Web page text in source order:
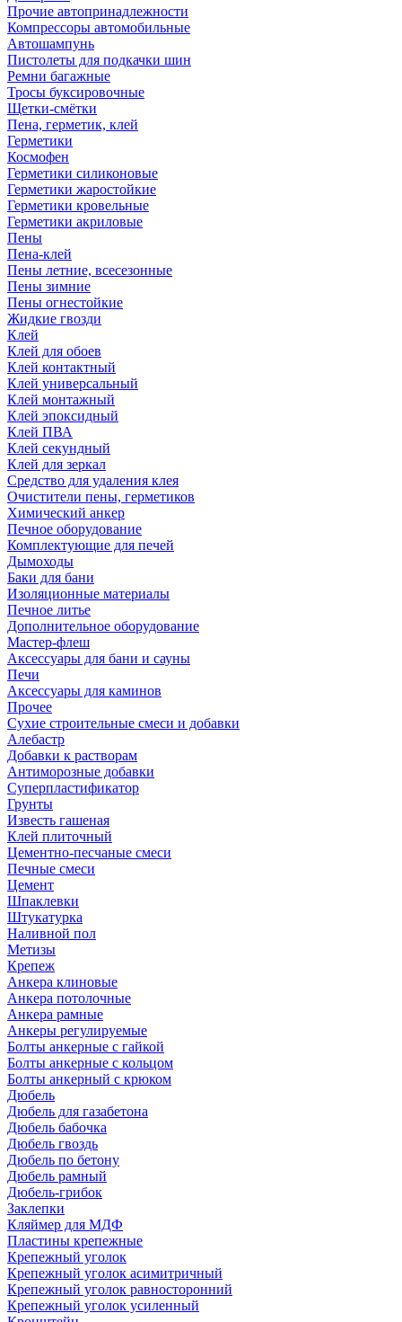
Прочие автопринадлежности
Компрессоры автомобильные
Автошампунь
Пистолеты для подкачки шин
Ремни багажные
Тросы буксировочные
Щетки-смётки
Пена, герметик, клей
Герметики
Космофен
Герметики силиконовые
Герметики жаростойкие
Герметики кровельные
Герметики акриловые
Пены
Пена-клей
Пены летние, всесезонные
Пены зимние
Пены огнестойкие
Жидкие гвозди
Клей
Клей для обоев
Клей контактный
Клей универсальный
Клей монтажный
Клей эпоксидный
Клей ПВА
Клей секундный
Клей для зеркал
Средство для удаления клея
Очистители пены, герметиков
Химический анкер
Печное оборудование
Комплектующие для печей
Дымоходы
Баки для бани
Изоляционные материалы
Печное литье
Дополнительное оборудование
Мастер-флеш
Аксессуары для бани и сауны
Печи
Аксессуары для каминов
Прочее
Сухие строительные смеси и добавки
Алебастр
Добавки к растворам
Антиморозные добавки
Суперпластификатор
Грунты
Известь гашеная
Клей плиточный
Цементно-песчаные смеси
Печные смеси
Цемент
Шпаклевки
Штукатурка
Наливной пол
Метизы
Крепеж
Анкера клиновые
Анкера потолочные
Анкера рамные
Анкеры регулируемые
Болты анкерные с гайкой
Болты анкерные с кольцом
Болты анкерный с крюком
Дюбель
Дюбель для газабетона
Дюбель бабочка
Дюбель гвоздь
Дюбель по бетону
Дюбель рамный
Дюбель-грибок
Заклепки
Кляймер для МДФ
Пластины крепежные
Крепежный уголок
Крепежный уголок асимитричный
Крепежный уголок равносторонний
Крепежный уголок усиленный